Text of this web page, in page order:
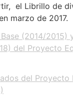
el Librillo de
marzo de 2017.
(2014/2015)
del Proyecto
del Proyecto